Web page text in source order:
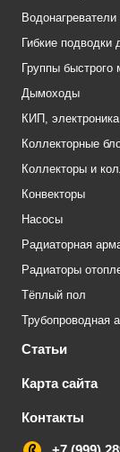
Водонагреватели
Гибкие подводки
Группы быстрого
Дымоходы
КИП,
Коллекторные
Коллекторы и
Конвекторы
Насосы
Радиаторная
Радиаторы
Тёплый пол
Трубопроводная
Статьи
Карта сайта
Контакты